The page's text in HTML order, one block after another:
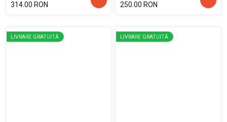
314.00 RON
250.00 RON
LIVRARE GRATUITĂ LIVRARE GRATUITĂ